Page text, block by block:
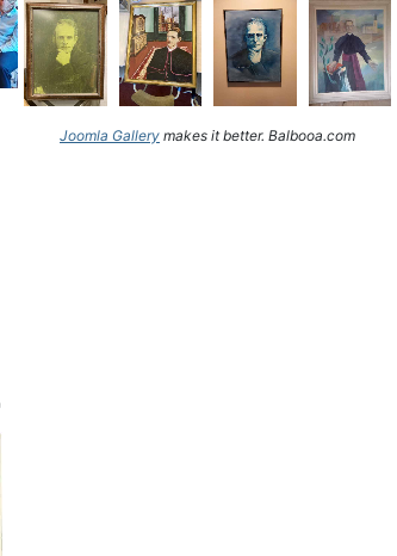
Joomla Gallery makes it better. Balbooa.com